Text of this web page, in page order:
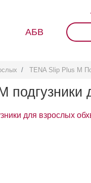
АБВ
2
TENA Slip Plus M